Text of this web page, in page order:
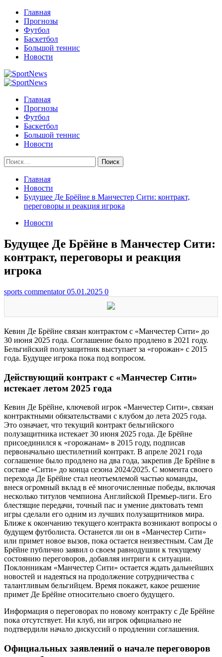
Перейти
содержимому
Главная
Прогнозы
Футбол
Баскетбол
Большой теннис
Новости
Primary
Главная
Прогнозы
Футбол
Баскетбол
Большой теннис
Новости
Найти:
Главная
Новости
Будущее Де Брёйне в Манчестер Сити: контракт,
переговоры и реакция игрока
Новости
Будущее Де Брёйне в Манчестер Сити:
контракт, переговоры и реакция
игрока
sports commentator05.01.2025 0
Кевин Де Брёйне связан контрактом с «Манчестер Сити» до
30 июня 2025 года. Соглашение было продлено в 2021 году.
Бельгийский полузащитник выступает за «горожан» с 2015
года. Будущее игрока пока под вопросом.
Действующий контракт с «Манчестер Сити»
истекает летом 2025 года
Кевин Де Брёйне, ключевой игрок «Манчестер Сити», связан
контрактными обязательствами с клубом до лета 2025 года.
Это означает, что текущий контракт бельгийского
полузащитника истекает 30 июня 2025 года. Де Брёйне
присоединился к «горожанам» в 2015 году, подписав
первоначально шестилетний контракт. В апреле 2021 года
соглашение было продлено на два года, закрепив Де Брёйне в
составе «Сити» до конца сезона 2024/2025. С момента своего
перехода Де Брёйне стал неотъемлемой частью команды,
внеся огромный вклад в её многочисленные победы, включая
несколько титулов чемпиона Английской Премьер-лиги. Его
блестящие передачи, точный пас и умение диктовать темп
игры сделали его одним из лучших полузащитников мира.
Ближе к окончанию текущего контракта возникают вопросы о
будущем футболиста. Останется ли он в «Манчестер Сити»
или примет новое вызов, пока остается неизвестным. Сам Де
Брёйне публично заявил о своем равнодушии к текущему
состоянию переговоров, добавляя интриги к ситуации.
Поклонникам «Манчестер Сити» остается ждать дальнейших
новостей и надеяться на продолжение сотрудничества с
талантливым бельгийцем. Время покажет, какое решение
примет Де Брёйне относительно своего будущего.
Информация о переговорах по новому контракту с Де Брёйне
пока отсутствует. Ни клуб, ни игрок официально не
подтвердили начало дискуссий о продлении соглашения.
Официальных заявлений о начале переговоров